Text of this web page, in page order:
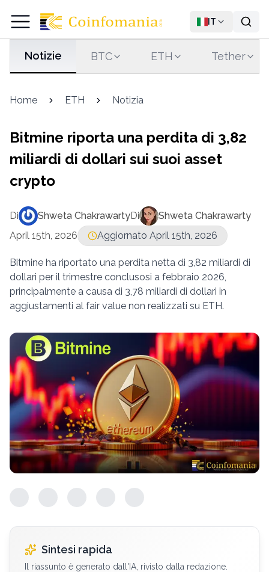
IT
Notizie BTC ETH Tether
Home ETH Notizia
Bitmine riporta una perdita di 3,82
miliardi di dollari sui suoi asset
crypto
Di Shweta ChakrawartyDi
Shweta Chakrawarty
April 15th, 2026
Aggiornato April 15th, 2026
Bitmine ha riportato una perdita netta di 3,82 miliardi di
dollari per il trimestre conclusosi a febbraio 2026,
principalmente a causa di 3,78 miliardi di dollari in
aggiustamenti al fair value non realizzati su ETH.
Sintesi rapida
Il riassunto è generato dall'IA, rivisto dalla redazione.